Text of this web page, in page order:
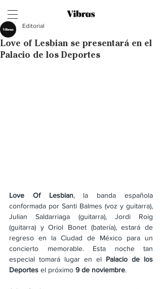
Love of Lesbian se presentará en el
Palacio de los Deportes
Editorial
Love Of Lesbian, la banda española
conformada por Santi Balmes (voz y guitarra),
Julian Saldarriaga (guitarra), Jordi Roig
(guitarra) y Oriol Bonet (batería), estará de
regreso en la Ciudad de México para un
concierto memorable. Esta noche tan
especial tomará lugar en el Palacio de los
Deportes el próximo 9 de noviembre.